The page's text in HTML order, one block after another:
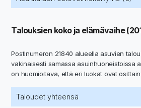
Talouksien koko ja elämävaihe
Postinumeron 21840 alueella asuvien
vakinaisesti samassa asuinhuoneistoissa
on huomioitava, että eri luokat ovat
Taloudet yhteensä